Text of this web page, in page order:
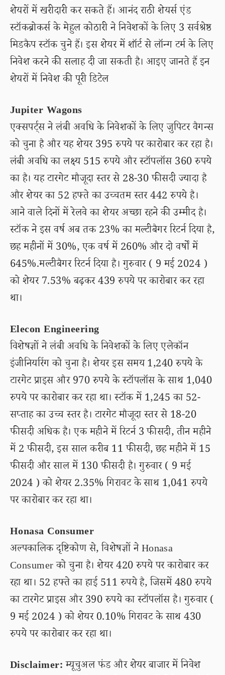
शेयरों में खरीदारी कर सकते हैं। आनंद राठी शेयर्स एंड
स्टॉकब्रोकर्स के मेहुल कोठारी ने निवेशकों के लिए 3 सर्वश्रेष्ठ
मिडकैप स्टॉक चुने हैं। इस शेयर में शॉर्ट से लॉन्ग टर्म के लिए
निवेश करने की सलाह दी जा सकती है। आइए जानते हैं इन
शेयरों में निवेश की पूरी डिटेल
Jupiter Wagons
एक्सपर्ट्स ने लंबी अवधि के निवेशकों के लिए जुपिटर वैगन्स
को चुना है और यह शेयर 395 रुपये पर कारोबार कर रहा है।
लंबी अवधि का लक्ष्य 515 रुपये और स्टॉपलॉस 360 रुपये
का है। यह टारगेट मौजूदा स्तर से 28-30 फीसदी ज्यादा है
और शेयर का 52 हफ्ते का उच्चतम स्तर 442 रुपये है।
आने वाले दिनों में रेलवे का शेयर अच्छा रहने की उम्मीद है।
स्टॉक ने इस वर्ष अब तक 23% का मल्टीबैगर रिटर्न दिया है,
छह महीनों में 30%, एक वर्ष में 260% और दो वर्षों में
645%.मल्टीबैगर रिटर्न दिया है। गुरुवार ( 9 मई 2024 )
को शेयर 7.53% बढ़कर 439 रुपये पर कारोबार कर रहा
था।
Elecon Engineering
विशेषज्ञों ने लंबी अवधि के निवेशकों के लिए एलेकॉन
इंजीनियरिंग को चुना है। शेयर इस समय 1,240 रुपये के
टारगेट प्राइस और 970 रुपये के स्टॉपलॉस के साथ 1,040
रुपये पर कारोबार कर रहा था। स्टॉक में 1,245 का 52-
सप्ताह का उच्च स्तर है। टारगेट मौजूदा स्तर से 18-20
फीसदी अधिक है। एक महीने में रिटर्न 3 फीसदी, तीन महीने
में 2 फीसदी, इस साल करीब 11 फीसदी, छह महीने में 15
फीसदी और साल में 130 फीसदी है। गुरुवार ( 9 मई
2024 ) को शेयर 2.35% गिरावट के साथ 1,041 रुपये
पर कारोबार कर रहा था।
Honasa Consumer
अल्पकालिक दृष्टिकोण से, विशेषज्ञों ने Honasa
Consumer को चुना है। शेयर 420 रुपये पर कारोबार कर
रहा था। 52 हफ्ते का हाई 511 रुपये है, जिसमें 480 रुपये
का टारगेट प्राइस और 390 रुपये का स्टॉपलॉस है। गुरुवार (
9 मई 2024 ) को शेयर 0.10% गिरावट के साथ 430
रुपये पर कारोबार कर रहा था।
Disclaimer:म्यूचुअल फंड और शेयर बाजार में निवेश